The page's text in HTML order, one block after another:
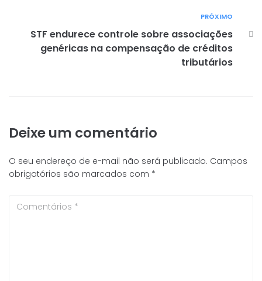
PRÓXIMO
STF endurece controle sobre associações
genéricas na compensação de créditos
tributários
Deixe um comentário
O seu endereço de e-mail não será publicado. Campos
obrigatórios são marcados com *